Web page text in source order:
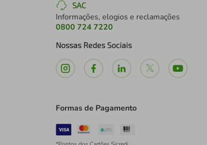
SAC
Informações, elogios e reclamações
0800 724 7220
Nossas Redes Sociais
Formas de Pagamento